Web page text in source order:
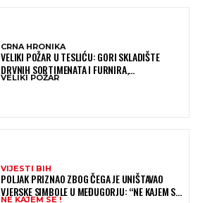
CRNA HRONIKA
VELIKI POŽAR U TESLIĆU: GORI SKLADIŠTE
DRVNIH SORTIMENATA I FURNIRA,
VATROGASCIMA STIŽE POMOĆ IZ VIŠE GRADOVA
VELIKI POŽAR
VIJESTI BIH
POLJAK PRIZNAO ZBOG ČEGA JE UNIŠTAVAO
VJERSKE SIMBOLE U MEĐUGORJU: “NE KAJEM SE I
NE KAJEM SE !